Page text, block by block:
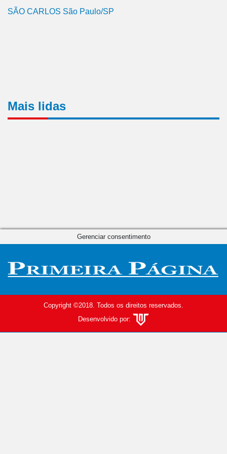
SÃO CARLOS São Paulo/SP
Mais lidas
Copyright ©2018. Todos os direitos reservados.
Desenvolvido por:
Gerenciar consentimento